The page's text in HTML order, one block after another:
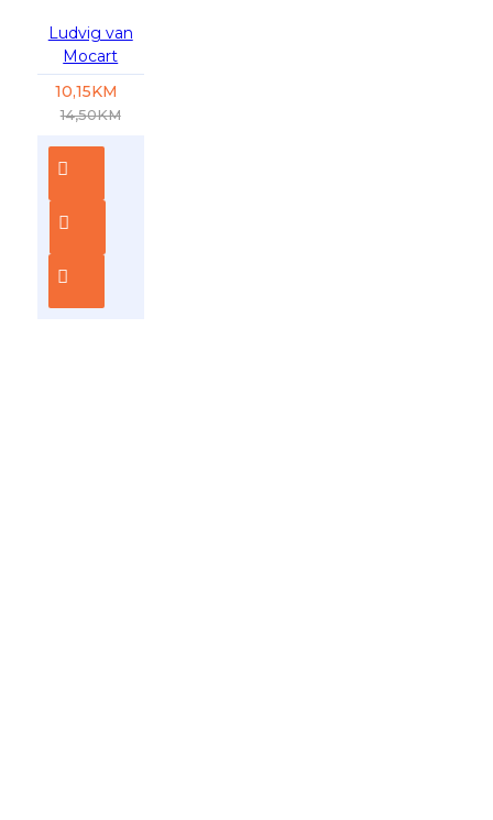
Ludvig van
Mocart
10,15KM
14,50KM